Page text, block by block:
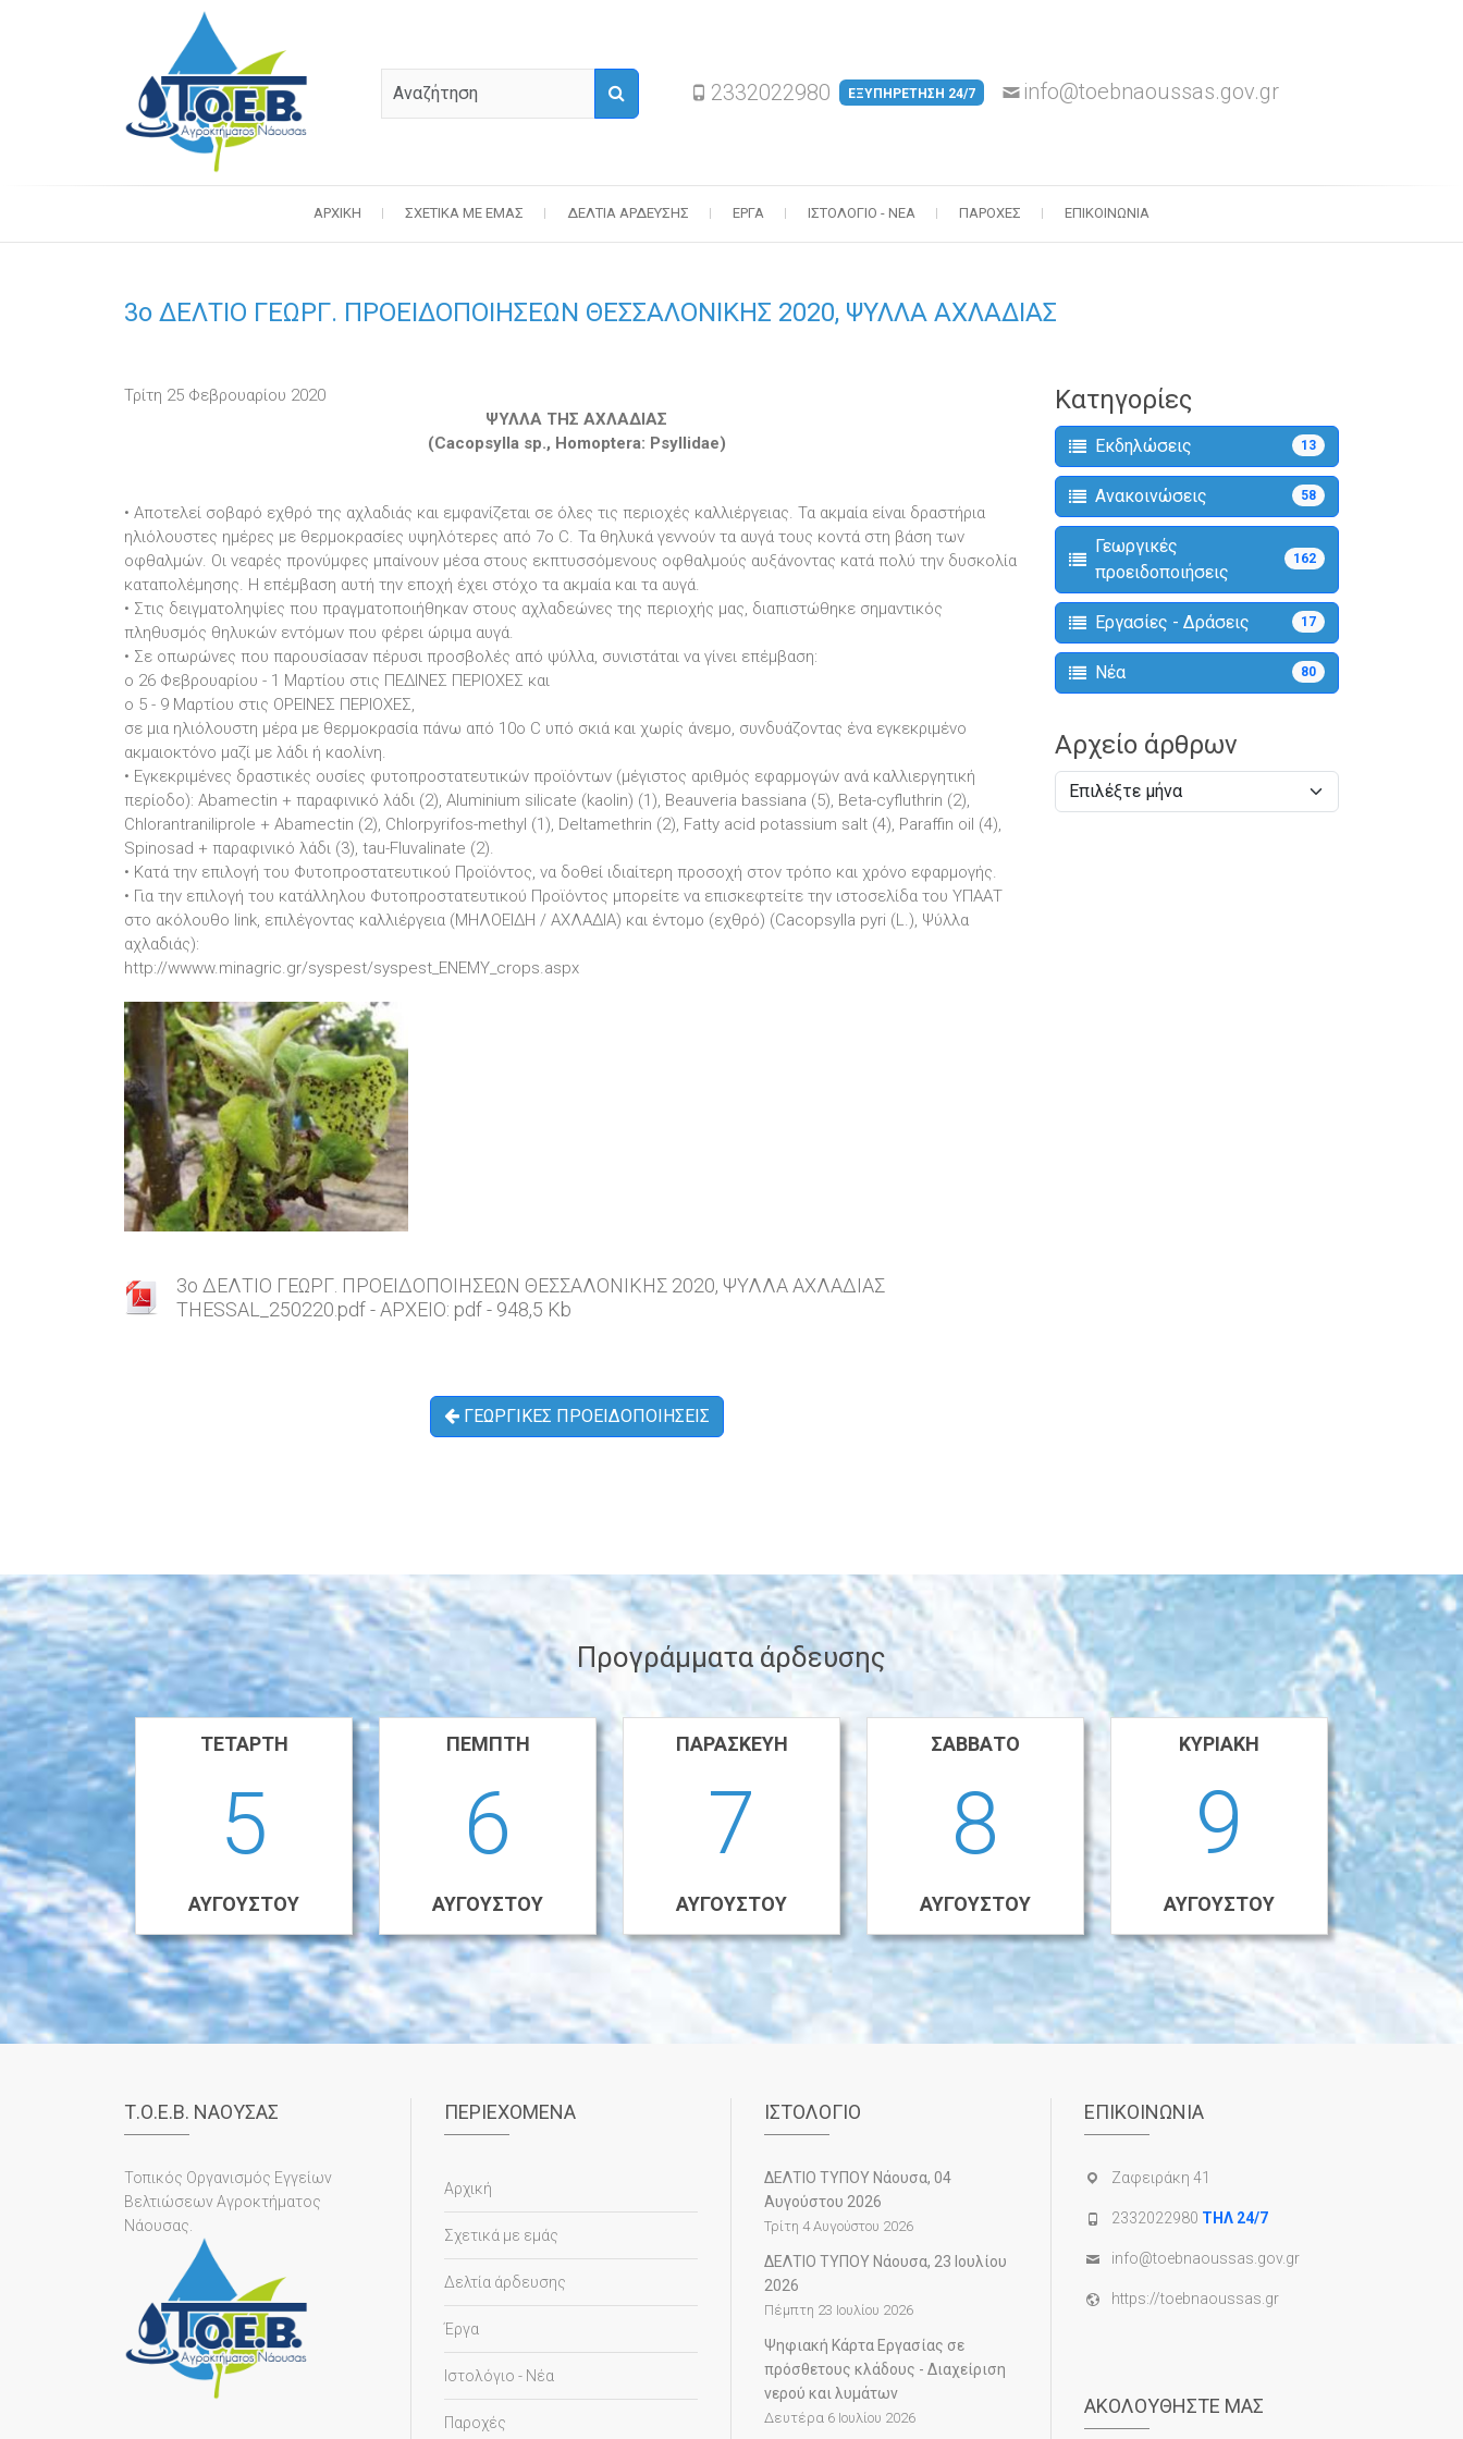
2332022980 ΕΞΥΠΗΡΕΤΗΣΗ 24/7 info@toebnaoussas.gov.gr
ΑΡΧΙΚΉ ΣΧΕΤΙΚΆ ΜΕ ΕΜΆΣ ΔΕΛΤΊΑ ΆΡΔΕΥΣΗΣ ΈΡΓΑ ΙΣΤΟΛΌΓΙΟ - ΝΈΑ ΠΑΡΟΧΈΣ ΕΠΙΚΟΙΝΩΝΊΑ
3o ΔΕΛΤΙΟ ΓΕΩΡΓ. ΠΡΟΕΙΔΟΠΟΙΗΣΕΩΝ ΘΕΣΣΑΛΟΝΙΚΗΣ 2020, ΨΥΛΛΑ ΑΧΛΑΔΙΑΣ
Τρίτη 25 Φεβρουαρίου 2020
ΨΥΛΛΑ ΤΗΣ ΑΧΛΑΔΙΑΣ
(Cacopsylla sp., Homoptera: Psyllidae)
• Αποτελεί σοβαρό εχθρό της αχλαδιάς και εμφανίζεται σε όλες τις περιοχές καλλιέργειας. Τα ακμαία είναι δραστήρια
ηλιόλουστες ημέρες με θερμοκρασίες υψηλότερες από 7o C. Τα θηλυκά γεννούν τα αυγά τους κοντά στη βάση των
οφθαλμών. Οι νεαρές προνύμφες μπαίνουν μέσα στους εκπτυσσόμενους οφθαλμούς αυξάνοντας κατά πολύ την δυσκολία
καταπολέμησης. Η επέμβαση αυτή την εποχή έχει στόχο τα ακμαία και τα αυγά.
• Στις δειγματοληψίες που πραγματοποιήθηκαν στους αχλαδεώνες της περιοχής μας, διαπιστώθηκε σημαντικός
πληθυσμός θηλυκών εντόμων που φέρει ώριμα αυγά.
• Σε οπωρώνες που παρουσίασαν πέρυσι προσβολές από ψύλλα, συνιστάται να γίνει επέμβαση:
o 26 Φεβρουαρίου - 1 Μαρτίου στις ΠΕΔΙΝΕΣ ΠΕΡΙΟΧΕΣ και
o 5 - 9 Μαρτίου στις ΟΡΕΙΝΕΣ ΠΕΡΙΟΧΕΣ,
σε μια ηλιόλουστη μέρα με θερμοκρασία πάνω από 10o C υπό σκιά και χωρίς άνεμο, συνδυάζοντας ένα εγκεκριμένο
ακμαιοκτόνο μαζί με λάδι ή καολίνη.
• Εγκεκριμένες δραστικές ουσίες φυτοπροστατευτικών προϊόντων (μέγιστος αριθμός εφαρμογών ανά καλλιεργητική
περίοδο): Abamectin + παραφινικό λάδι (2), Aluminium silicate (kaolin) (1), Beauveria bassiana (5), Beta-cyfluthrin (2),
Chlorantraniliprole + Abamectin (2), Chlorpyrifos-methyl (1), Deltamethrin (2), Fatty acid potassium salt (4), Paraffin oil (4),
Spinosad + παραφινικό λάδι (3), tau-Fluvalinate (2).
• Κατά την επιλογή του Φυτοπροστατευτικού Προϊόντος, να δοθεί ιδιαίτερη προσοχή στον τρόπο και χρόνο εφαρμογής.
• Για την επιλογή του κατάλληλου Φυτοπροστατευτικού Προϊόντος μπορείτε να επισκεφτείτε την ιστοσελίδα του ΥΠΑΑΤ
στο ακόλουθο link, επιλέγοντας καλλιέργεια (ΜΗΛΟΕΙΔΗ / ΑΧΛΑΔΙΑ) και έντομο (εχθρό) (Cacopsylla pyri (L.), Ψύλλα
αχλαδιάς):
http://wwww.minagric.gr/syspest/syspest_ENEMY_crops.aspx
3o ΔΕΛΤΙΟ ΓΕΩΡΓ. ΠΡΟΕΙΔΟΠΟΙΗΣΕΩΝ ΘΕΣΣΑΛΟΝΙΚΗΣ 2020, ΨΥΛΛΑ ΑΧΛΑΔΙΑΣ
THESSAL_250220.pdf - ΑΡΧΕΙΟ: pdf - 948,5 Kb
ΓΕΩΡΓΙΚΕΣ ΠΡΟΕΙΔΟΠΟΙΗΣΕΙΣ
Κατηγορίες
Εκδηλώσεις 13
Ανακοινώσεις 58
Γεωργικές
προειδοποιήσεις
162
Εργασίες - Δράσεις 17
Νέα 80
Αρχείο άρθρων
Προγράμματα άρδευσης
ΤΕΤΆΡΤΗ
5
ΑΥΓΟΎΣΤΟΥ
ΠΈΜΠΤΗ
6
ΑΥΓΟΎΣΤΟΥ
ΠΑΡΑΣΚΕΥΉ
7
ΑΥΓΟΎΣΤΟΥ
ΣΆΒΒΑΤΟ
8
ΑΥΓΟΎΣΤΟΥ
ΚΥΡΙΑΚΉ
9
ΑΥΓΟΎΣΤΟΥ
Τ.Ο.Ε.Β. ΝΑΟΥΣΑΣ
Τοπικός Οργανισμός Εγγείων
Βελτιώσεων Αγροκτήματος
Νάουσας.
ΠΕΡΙΕΧΌΜΕΝΑ
Αρχική
Σχετικά με εμάς
Δελτία άρδευσης
Έργα
Ιστολόγιο - Νέα
Παροχές
ΙΣΤΟΛΌΓΙΟ
ΔΕΛΤΙΟ ΤΥΠΟΥ Νάουσα, 04
Αυγούστου 2026
Τρίτη 4 Αυγούστου 2026
ΔΕΛΤΙΟ ΤΥΠΟΥ Νάουσα, 23 Ιουλίου
2026
Πέμπτη 23 Ιουλίου 2026
Ψηφιακή Κάρτα Εργασίας σε
πρόσθετους κλάδους - Διαχείριση
νερού και λυμάτων
Δευτέρα 6 Ιουλίου 2026
ΕΠΙΚΟΙΝΩΝΊΑ
Ζαφειράκη 41
2332022980 ΤΗΛ 24/7
info@toebnaoussas.gov.gr
https://toebnaoussas.gr
ΑΚΟΛΟΥΘΉΣΤΕ ΜΑΣ